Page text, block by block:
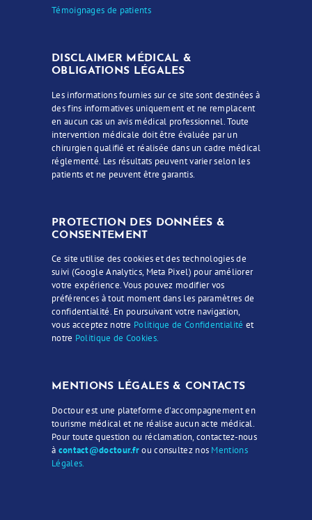
Témoignages de patients
DISCLAIMER MÉDICAL &
OBLIGATIONS LÉGALES
Les informations fournies sur ce site sont destinées à
des fins informatives uniquement et ne remplacent
en aucun cas un avis médical professionnel. Toute
intervention médicale doit être évaluée par un
chirurgien qualifié et réalisée dans un cadre médical
réglementé. Les résultats peuvent varier selon les
patients et ne peuvent être garantis.
PROTECTION DES DONNÉES &
CONSENTEMENT
Ce site utilise des cookies et des technologies de
suivi (Google Analytics, Meta Pixel) pour améliorer
votre expérience. Vous pouvez modifier vos
préférences à tout moment dans les paramètres de
confidentialité. En poursuivant votre navigation,
vous acceptez notre Politique de Confidentialité et
notre Politique de Cookies.
MENTIONS LÉGALES & CONTACTS
Doctour est une plateforme d’accompagnement en
tourisme médical et ne réalise aucun acte médical.
Pour toute question ou réclamation, contactez-nous
à contact@doctour.frou consultez nos Mentions
Légales.